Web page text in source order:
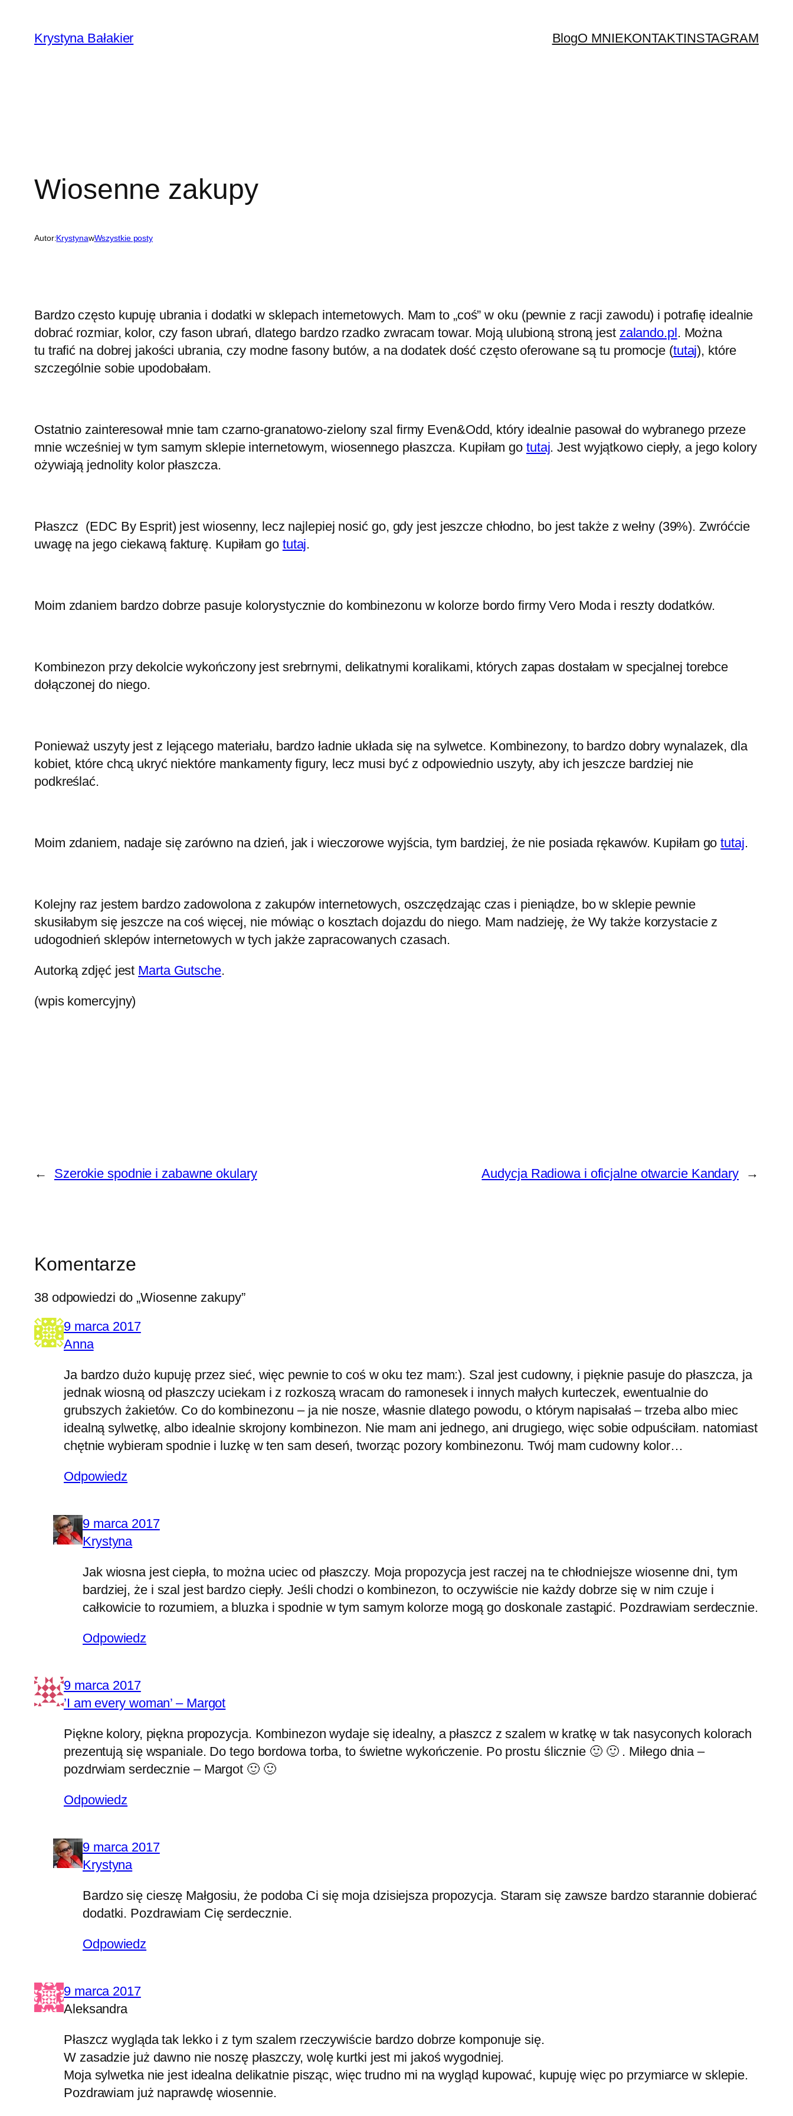
treści
Krystyna Bałakier BlogO MNIEKONTAKTINSTAGRAM
Wiosenne zakupy
Autor:KrystynawWszystkie posty
Bardzo często kupuję ubrania i dodatki w sklepach internetowych. Mam to „coś” w oku (pewnie z racji zawodu) i potrafię idealnie
dobrać rozmiar, kolor, czy fason ubrań, dlatego bardzo rzadko zwracam towar. Moją ulubioną stroną jest zalando.pl . Można
tu trafić na dobrej jakości ubrania, czy modne fasony butów, a na dodatek dość często oferowane są tu promocje (tutaj), które
szczególnie sobie upodobałam.
Ostatnio zainteresował mnie tam czarno-granatowo-zielony szal firmy Even&Odd, który idealnie pasował do wybranego przeze
mnie wcześniej w tym samym sklepie internetowym, wiosennego płaszcza. Kupiłam go tutaj. Jest wyjątkowo ciepły, a jego kolory
ożywiają jednolity kolor płaszcza.
Płaszcz (EDC By Esprit) jest wiosenny, lecz najlepiej nosić go, gdy jest jeszcze chłodno, bo jest także z wełny (39%). Zwróćcie
uwagę na jego ciekawą fakturę. Kupiłam go tutaj.
Moim zdaniem bardzo dobrze pasuje kolorystycznie do kombinezonu w kolorze bordo firmy Vero Moda i reszty dodatków.
Kombinezon przy dekolcie wykończony jest srebrnymi, delikatnymi koralikami, których zapas dostałam w specjalnej torebce
dołączonej do niego.
Ponieważ uszyty jest z lejącego materiału, bardzo ładnie układa się na sylwetce. Kombinezony, to bardzo dobry wynalazek, dla
kobiet, które chcą ukryć niektóre mankamenty figury, lecz musi być z odpowiednio uszyty, aby ich jeszcze bardziej nie
podkreślać.
Moim zdaniem, nadaje się zarówno na dzień, jak i wieczorowe wyjścia, tym bardziej, że nie posiada rękawów. Kupiłam gotutaj.
Kolejny raz jestem bardzo zadowolona z zakupów internetowych, oszczędzając czas i pieniądze, bo w sklepie pewnie
skusiłabym się jeszcze na coś więcej, nie mówiąc o kosztach dojazdu do niego. Mam nadzieję, że Wy także korzystacie z
udogodnień sklepów internetowych w tych jakże zapracowanych czasach.
Autorką zdjęć jest Marta Gutsche.
(wpis komercyjny)
← Szerokie spodnie i zabawne okulary Audycja Radiowa i oficjalne otwarcie Kandary →
Komentarze
38 odpowiedzi do „Wiosenne zakupy”
9 marca 2017
Anna
Ja bardzo dużo kupuję przez sieć, więc pewnie to coś w oku tez mam:). Szal jest cudowny, i pięknie pasuje do płaszcza, ja
jednak wiosną od płaszczy uciekam i z rozkoszą wracam do ramonesek i innych małych kurteczek, ewentualnie do
grubszych żakietów. Co do kombinezonu – ja nie nosze, własnie dlatego powodu, o którym napisałaś – trzeba albo miec
idealną sylwetkę, albo idealnie skrojony kombinezon. Nie mam ani jednego, ani drugiego, więc sobie odpuściłam. natomiast
chętnie wybieram spodnie i luzkę w ten sam deseń, tworząc pozory kombinezonu. Twój mam cudowny kolor…
Odpowiedz
9 marca 2017
Krystyna
Jak wiosna jest ciepła, to można uciec od płaszczy. Moja propozycja jest raczej na te chłodniejsze wiosenne dni, tym
bardziej, że i szal jest bardzo ciepły. Jeśli chodzi o kombinezon, to oczywiście nie każdy dobrze się w nim czuje i
całkowicie to rozumiem, a bluzka i spodnie w tym samym kolorze mogą go doskonale zastąpić. Pozdrawiam serdecznie.
Odpowiedz
9 marca 2017
’I am every woman’ – Margot
Piękne kolory, piękna propozycja. Kombinezon wydaje się idealny, a płaszcz z szalem w kratkę w tak nasyconych kolorach
prezentują się wspaniale. Do tego bordowa torba, to świetne wykończenie. Po prostu ślicznie 🙂 🙂 . Miłego dnia –
pozdrwiam serdecznie – Margot 🙂 🙂
Odpowiedz
9 marca 2017
Krystyna
Bardzo się cieszę Małgosiu, że podoba Ci się moja dzisiejsza propozycja. Staram się zawsze bardzo starannie dobierać
dodatki. Pozdrawiam Cię serdecznie.
Odpowiedz
9 marca 2017
Aleksandra
Płaszcz wygląda tak lekko i z tym szalem rzeczywiście bardzo dobrze komponuje się.
W zasadzie już dawno nie noszę płaszczy, wolę kurtki jest mi jakoś wygodniej.
Moja sylwetka nie jest idealna delikatnie pisząc, więc trudno mi na wygląd kupować, kupuję więc po przymiarce w sklepie.
Pozdrawiam już naprawdę wiosennie.